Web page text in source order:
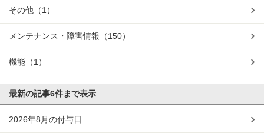
その他 （1）
メンテナンス・障害情報 （150）
機能 （1）
最新の記事6件まで表示
2026年8月の付与日